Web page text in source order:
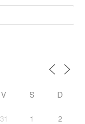
V S D
31 1 2